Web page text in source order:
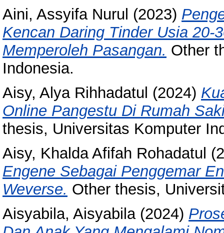
Aini, Assyifa Nurul (2023)
Kencan Daring Tinder Usia 20-
Memperoleh Pasangan. Other
Indonesia.
Aisy, Alya Rihhadatul (2024)
Online Pangestu Di Rumah
thesis, Universitas Komputer
Aisy, Khalda Afifah Rohadatul
Engene Sebagai Penggemar
Weverse. Other thesis,
Aisyabila, Aisyabila(2024)